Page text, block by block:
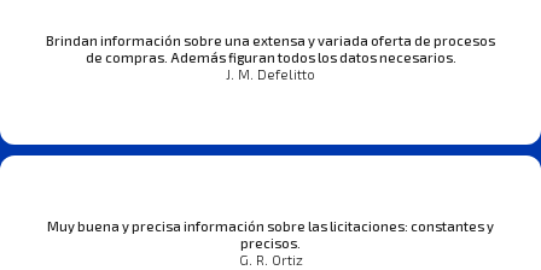
Brindan información sobre una extensa y variada oferta de procesos
de compras. Además figuran todos los datos necesarios.
J. M. Defelitto
Muy buena y precisa información sobre las licitaciones: constantes y
precisos.
G. R. Ortiz